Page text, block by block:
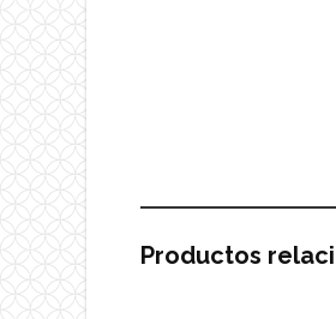
Productos